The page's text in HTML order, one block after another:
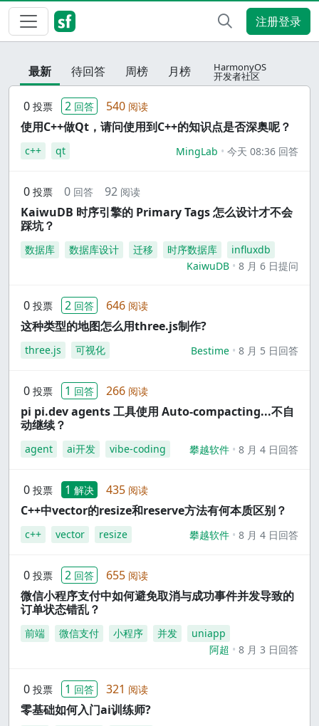
注册登录
最新 待回答 周榜 月榜 HarmonyOS
开发者社区
0 投票 2 回答 540 阅读
使用C++做Qt，请问使用到C++的知识点是否深奥呢？
c++ qt MingLab 今天 08:36 回答
0 投票 0 回答 92 阅读
KaiwuDB 时序引擎的 Primary Tags 怎么设计才不会
踩坑？
数据库 数据库设计 迁移 时序数据库
influxdb
KaiwuDB
8 月 6 日提问
0 投票 2 回答 646 阅读
这种类型的地图怎么用three.js制作?
three.js 可视化 Bestime 8 月 5 日回答
0 投票 1 回答 266 阅读
pi pi.dev agents 工具使用 Auto-compacting...不自
动继续？
agent ai开发 vibe-coding 攀越软件 8 月 4 日回答
0 投票 1 解决 435 阅读
C++中vector的resize和reserve方法有何本质区别？
c++ vector resize 攀越软件 8 月 4 日回答
0 投票 2 回答 655 阅读
微信小程序支付中如何避免取消与成功事件并发导致的
订单状态错乱？
前端 微信支付 小程序 并发
uniapp
阿超
8 月 3 日回答
0 投票 1 回答 321 阅读
零基础如何入门ai训练师?